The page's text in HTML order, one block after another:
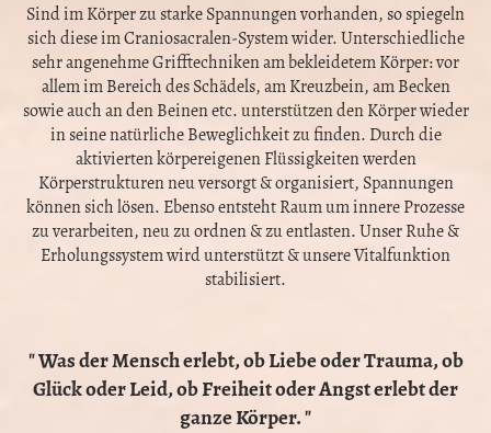
Sind im Körper zu starke Spannungen vorhanden, so spiegeln
sich diese im Craniosacralen-System wider. Unterschiedliche
sehr angenehme Grifftechniken am bekleidetem Körper: vor
allem im Bereich des Schädels, am Kreuzbein, am Becken
sowie auch an den Beinen etc. unterstützen den Körper wieder
in seine natürliche Beweglichkeit zu finden. Durch die
aktivierten körpereigenen Flüssigkeiten werden
Körperstrukturen neu versorgt & organisiert, Spannungen
können sich lösen. Ebenso entsteht Raum um innere Prozesse
zu verarbeiten, neu zu ordnen & zu entlasten. Unser Ruhe &
Erholungssystem wird unterstützt & unsere Vitalfunktion
stabilisiert.
" Was der Mensch erlebt, ob Liebe oder Trauma, ob
Glück oder Leid, ob Freiheit oder Angst erlebt der
ganze Körper. "